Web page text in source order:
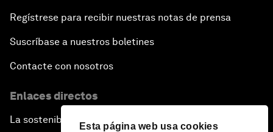
Esta página web usa cookies
Regístrese para recibir nuestras notas de prensa
Suscríbase a nuestros boletines
Contacte con nosotros
Enlaces directos
La sostenibilidad en el Foro